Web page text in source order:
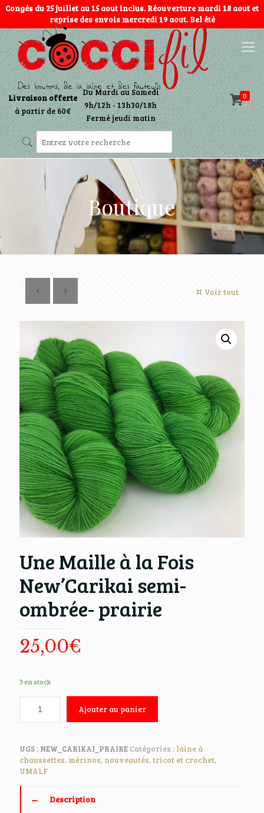
Congés du 25 juillet au 15 aout inclus. Réouverture mardi 18 aout et
reprise des envois mercredi 19 aout. Bel été
0
Livraison offerte
à partir de 60€
Du Mardi au Samedi
9h/12h - 13h30/18h
Fermé jeudi matin
Boutique
Voir tout
Une Maille à la Fois
New’Carikai semi-
ombrée- prairie
25,00€
3 en stock
Ajouter au panier
UGS : NEW_CARIKAI_PRAIRE Catégories : laine à
chaussettes, mérinos, nouveautés,tricot et crochet,
UMALF
Description